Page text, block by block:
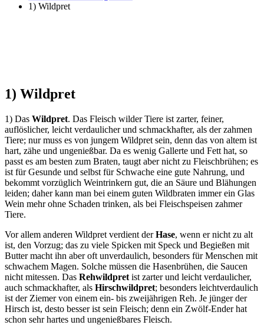
1) Wildpret
1) Wildpret
1) Das Wildpret. Das Fleisch wilder Tiere ist zarter, feiner,
auflöslicher, leicht verdaulicher und schmackhafter, als der zahmen
Tiere; nur muss es von jungem Wildpret sein, denn das von altem ist
hart, zähe und ungenießbar. Da es wenig Gallerte und Fett hat, so
passt es am besten zum Braten, taugt aber nicht zu Fleischbrühen; es
ist für Gesunde und selbst für Schwache eine gute Nahrung, und
bekommt vorzüglich Weintrinkern gut, die an Säure und Blähungen
leiden; daher kann man bei einem guten Wildbraten immer ein Glas
Wein mehr ohne Schaden trinken, als bei Fleischspeisen zahmer
Tiere.
Vor allem anderen Wildpret verdient derHase, wenn er nicht zu alt
ist, den Vorzug; das zu viele Spicken mit Speck und Begießen mit
Butter macht ihn aber oft unverdaulich, besonders für Menschen mit
schwachem Magen. Solche müssen die Hasenbrühen, die Saucen
nicht mitessen. Das Rehwildpret ist zarter und leicht verdaulicher,
auch schmackhafter, als Hirschwildpret; besonders leichtverdaulich
ist der Ziemer von einem ein- bis zweijährigen Reh. Je jünger der
Hirsch ist, desto besser ist sein Fleisch; denn ein Zwölf-Ender hat
schon sehr hartes und ungenießbares Fleisch.